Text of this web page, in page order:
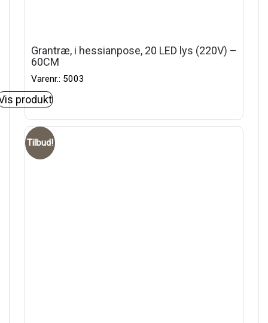
Grantræ, i hessianpose, 20 LED lys (220V) –
60CM
Varenr.: 5003
produkt
Tilbud!